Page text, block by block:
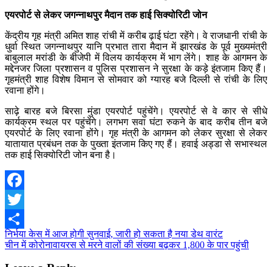
एयरपोर्ट से लेकर जगन्नाथपुर मैदान तक हाई सिक्योरिटी जोन
केंद्रीय गृह मंत्री अमित शाह रांची में करीब ढ़ाई घंटा रहेंगे। वे राजधानी रांची के
धुर्वा स्थित जगन्नाथपुर यानि प्रभात तारा मैदान में झारखंड के पूर्व मुख्यमंत्री
बाबुलाल मरांडी के बीजेपी में विलय कार्यक्रम में भाग लेंगे। शाह के आगमन के
मद्देनजर जिला प्रशासन व पुलिस प्रशासन ने सुरक्षा के कड़े इंतजाम किए हैं।
गृहमंत्री शाह विशेष विमान से सोमवार को ग्यारह बजे दिल्ली से रांची के लिए
रवाना होंगे।
साढ़े बारह बजे बिरसा मुंडा एयरपोर्ट पहुंचेंगे। एयरपोर्ट से वे कार से सीधे
कार्यक्रम स्थल पर पहुंचेंगे। लगभग सवा घंटा रुकने के बाद करीब तीन बजे
एयरपोर्ट के लिए रवाना होंगे। गृह मंत्री के आगमन को लेकर सुरक्षा से लेकर
यातायात प्रबंधन तक के पुख्ता इंतजाम किए गए हैं। हवाई अड्डा से सभास्थल
तक हाई सिक्योरिटी जोन बना है।
Facebook
Twitter
Share
Post
navigation
निर्भया केस में आज होगी सुनवाई, जारी हो सकता है नया डेथ वारंट
चीन में कोरोनावायरस से मरने वालों की संख्या बढ़कर 1,800 के पार पहुंची